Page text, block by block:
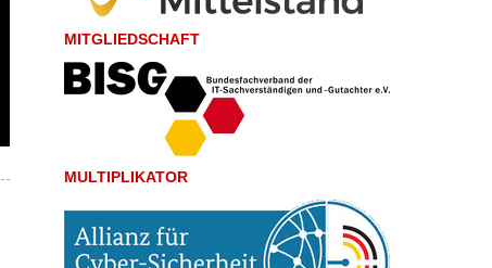
MITGLIEDSCHAFT
MULTIPLIKATOR